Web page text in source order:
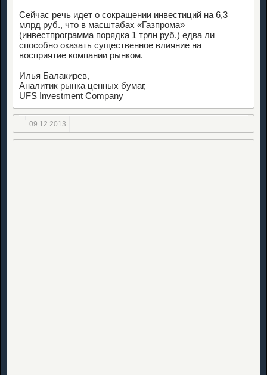
Сейчас речь идет о сокращении инвестиций на 6,3
млрд руб., что в масштабах «Газпрома»
(инвестпрограмма порядка 1 трлн руб.) едва ли
способно оказать существенное влияние на
восприятие компании рынком.
Илья Балакирев,
Аналитик рынка ценных бумаг,
UFS Investment Company
09.12.2013